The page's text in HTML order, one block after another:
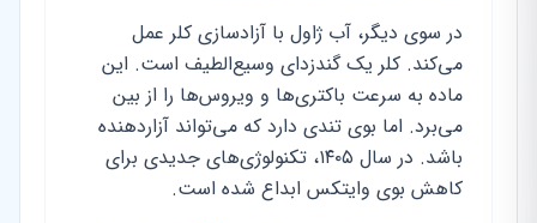
در سوی دیگر، آب ژاول با آزادسازی کلر عمل
می‌کند. کلر یک گندزدای وسیع‌الطیف است. این
ماده به سرعت باکتری‌ها و ویروس‌ها را از بین
می‌برد. اما بوی تندی دارد که می‌تواند آزاردهنده
باشد. در سال ۱۴۰۵، تکنولوژی‌های جدیدی برای
کاهش بوی وایتکس ابداع شده است.